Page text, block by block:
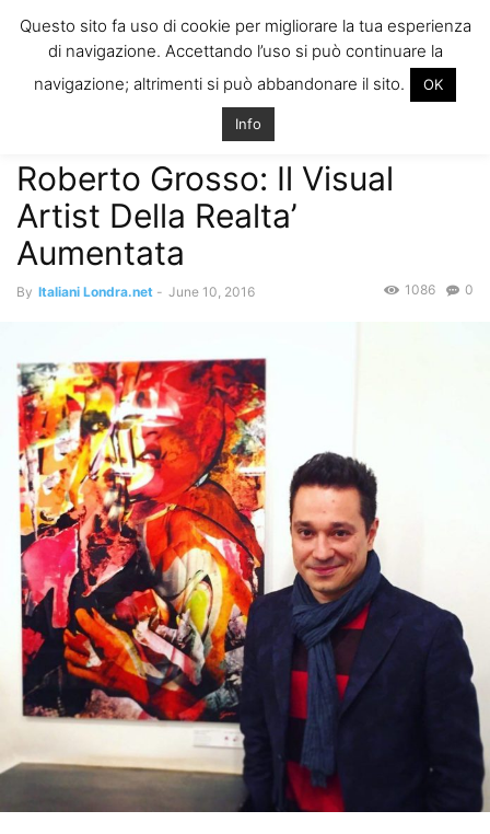
ITALIANI A
LONDRA
Il blog degli Italiani nella rebel city
Home Eventi, Svago and More
Roberto Grosso: Il Visual Artist Della
Roberto Grosso: Il Visual
Artist Della Realta’
Aumentata
By Italiani Londra.net - June 10, 2016 0
1086
Questo sito fa uso di cookie per migliorare la tua esperienza
di navigazione. Accettando l’uso si può continuare la
navigazione; altrimenti si può abbandonare il sito.
OK
Info